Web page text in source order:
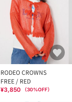
RODEO CROWNS
FREE / RED
¥3,850 （30%OFF）